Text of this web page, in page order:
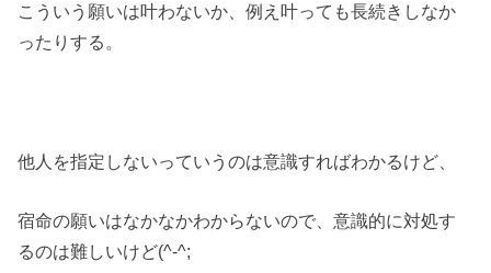
こういう願いは叶わないか、例え叶っても長続きしなか
ったりする。
他人を指定しないっていうのは意識すればわかるけど、
宿命の願いはなかなかわからないので、意識的に対処す
るのは難しいけど(^-^;